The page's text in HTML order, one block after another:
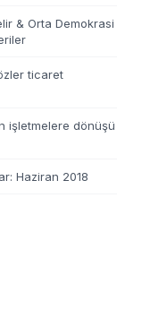
& Orta Demokrasi
ticaret
işletmelere dönüşü
Haziran 2018